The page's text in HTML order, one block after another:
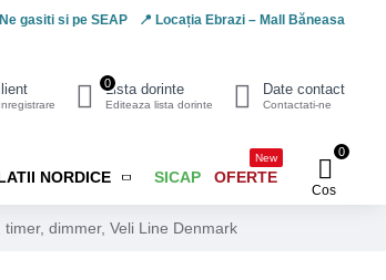
Ne gasiti si pe SEAP 📍 Locația Ebrazi – Mall Băneasa
Lista dorinte
Editeaza lista dorinte
0 Date contact
Contactati-ne
NORDICE SICAP OFERTE
New
Cos
0
dimmer, Veli Line Denmark